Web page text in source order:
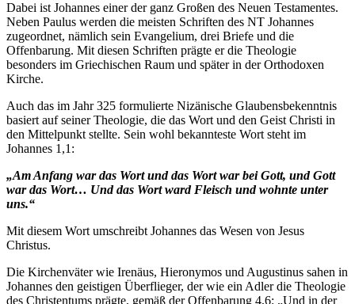
Dabei ist Johannes einer der ganz Großen des Neuen Testamentes.
Neben Paulus werden die meisten Schriften des NT Johannes
zugeordnet, nämlich sein Evangelium, drei Briefe und die
Offenbarung. Mit diesen Schriften prägte er die Theologie
besonders im Griechischen Raum und später in der Orthodoxen
Kirche.
Auch das im Jahr 325 formulierte Nizänische Glaubensbekenntnis
basiert auf seiner Theologie, die das Wort und den Geist Christi in
den Mittelpunkt stellte. Sein wohl bekannteste Wort steht im
Johannes 1,1:
„Am Anfang war das Wort und das Wort war bei Gott, und Gott
war das Wort… Und das Wort ward Fleisch und wohnte unter
uns.“
Mit diesem Wort umschreibt Johannes das Wesen von Jesus
Christus.
Die Kirchenväter wie Irenäus, Hieronymos und Augustinus sahen in
Johannes den geistigen Überflieger, der wie ein Adler die Theologie
des Christentums prägte, gemäß der Offenbarung 4,6: „Und in der